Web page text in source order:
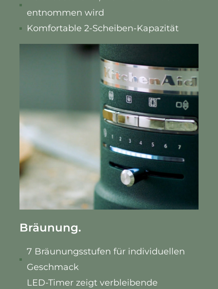
entnommen wird
Komfortable 2-Scheiben-Kapazität
Bräunung.
7 Bräunungsstufen für individuellen
Geschmack
LED-Timer zeigt verbleibende